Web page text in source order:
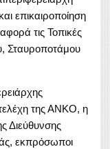
επικαιροποίηση
τις Τοπικές
Σταυροποτάμου
της ΑΝΚΟ, η
Διεύθυνσης
, εκπρόσωποι